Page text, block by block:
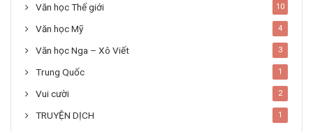
Văn học Thế giới 10
Văn học Mỹ 4
Văn học Nga – Xô Viết 3
Trung Quốc 1
Vui cười 2
TRUYỆN DỊCH 1